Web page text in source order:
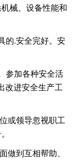
械、设备性能和
的.安全完好。安
参加各种安全活
改进安全生产工
或领导忽视职工
做到互相帮助、